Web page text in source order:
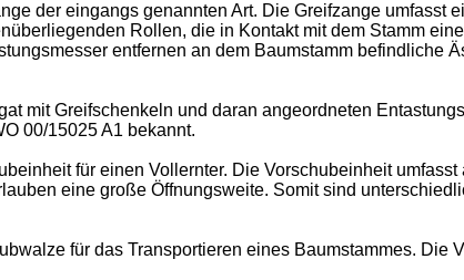
der eingangs genannten Art. Die Greifzange
Rollen, die in Kontakt mit dem Stamm
entfernen an dem Baumstamm befindliche
mit Greifschenkeln und daran angeordneten
00/15025 A1 bekannt.
für einen Vollernter. Die Vorschubeinheit
eine große Öffnungsweite. Somit sind
für das Transportieren eines Baumstammes.